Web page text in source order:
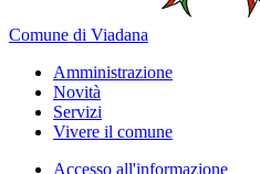
Comune di Viadana
Amministrazione
Novità
Servizi
Vivere il comune
Accesso all'informazione